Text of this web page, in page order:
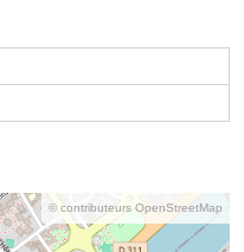
© contributeurs OpenStreetMap